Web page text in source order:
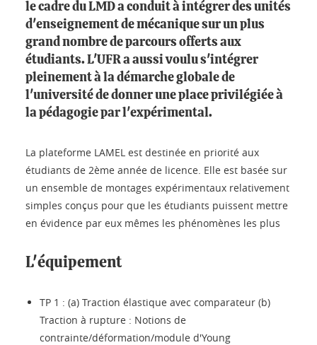
le cadre du LMD a conduit à intégrer des unités
d'enseignement de mécanique sur un plus
grand nombre de parcours offerts aux
étudiants. L'UFR a aussi voulu s'intégrer
pleinement à la démarche globale de
l'université de donner une place privilégiée à
la pédagogie par l'expérimental.
La plateforme LAMEL est destinée en priorité aux
étudiants de 2ème année de licence. Elle est basée sur
un ensemble de montages expérimentaux relativement
simples conçus pour que les étudiants puissent mettre
en évidence par eux mêmes les phénomènes les plus
L'équipement
TP 1 : (a) Traction élastique avec comparateur (b)
Traction à rupture : Notions de
contrainte/déformation/module d'Young